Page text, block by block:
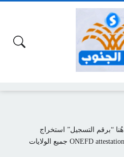
هُنا “برقم التسجيل” استخراج